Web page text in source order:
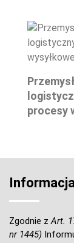
procesy
Zgodnie zArt.
nr 1445)